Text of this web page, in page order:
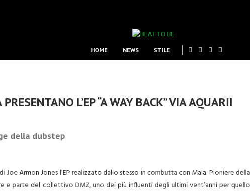
HOME NEWS STILE
L’EP “A WAY BACK” VIA AQUARII
della dubstep
Joe Armon Jones l’EP realizzato dallo stesso in combutta con Mala. Pioniere della
e parte del collettivo DMZ, uno dei più influenti degli ultimi vent’anni per quello